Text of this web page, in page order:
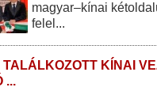
magyar–kínai
felel...
TALÁLKOZOTT KÍNAI
...